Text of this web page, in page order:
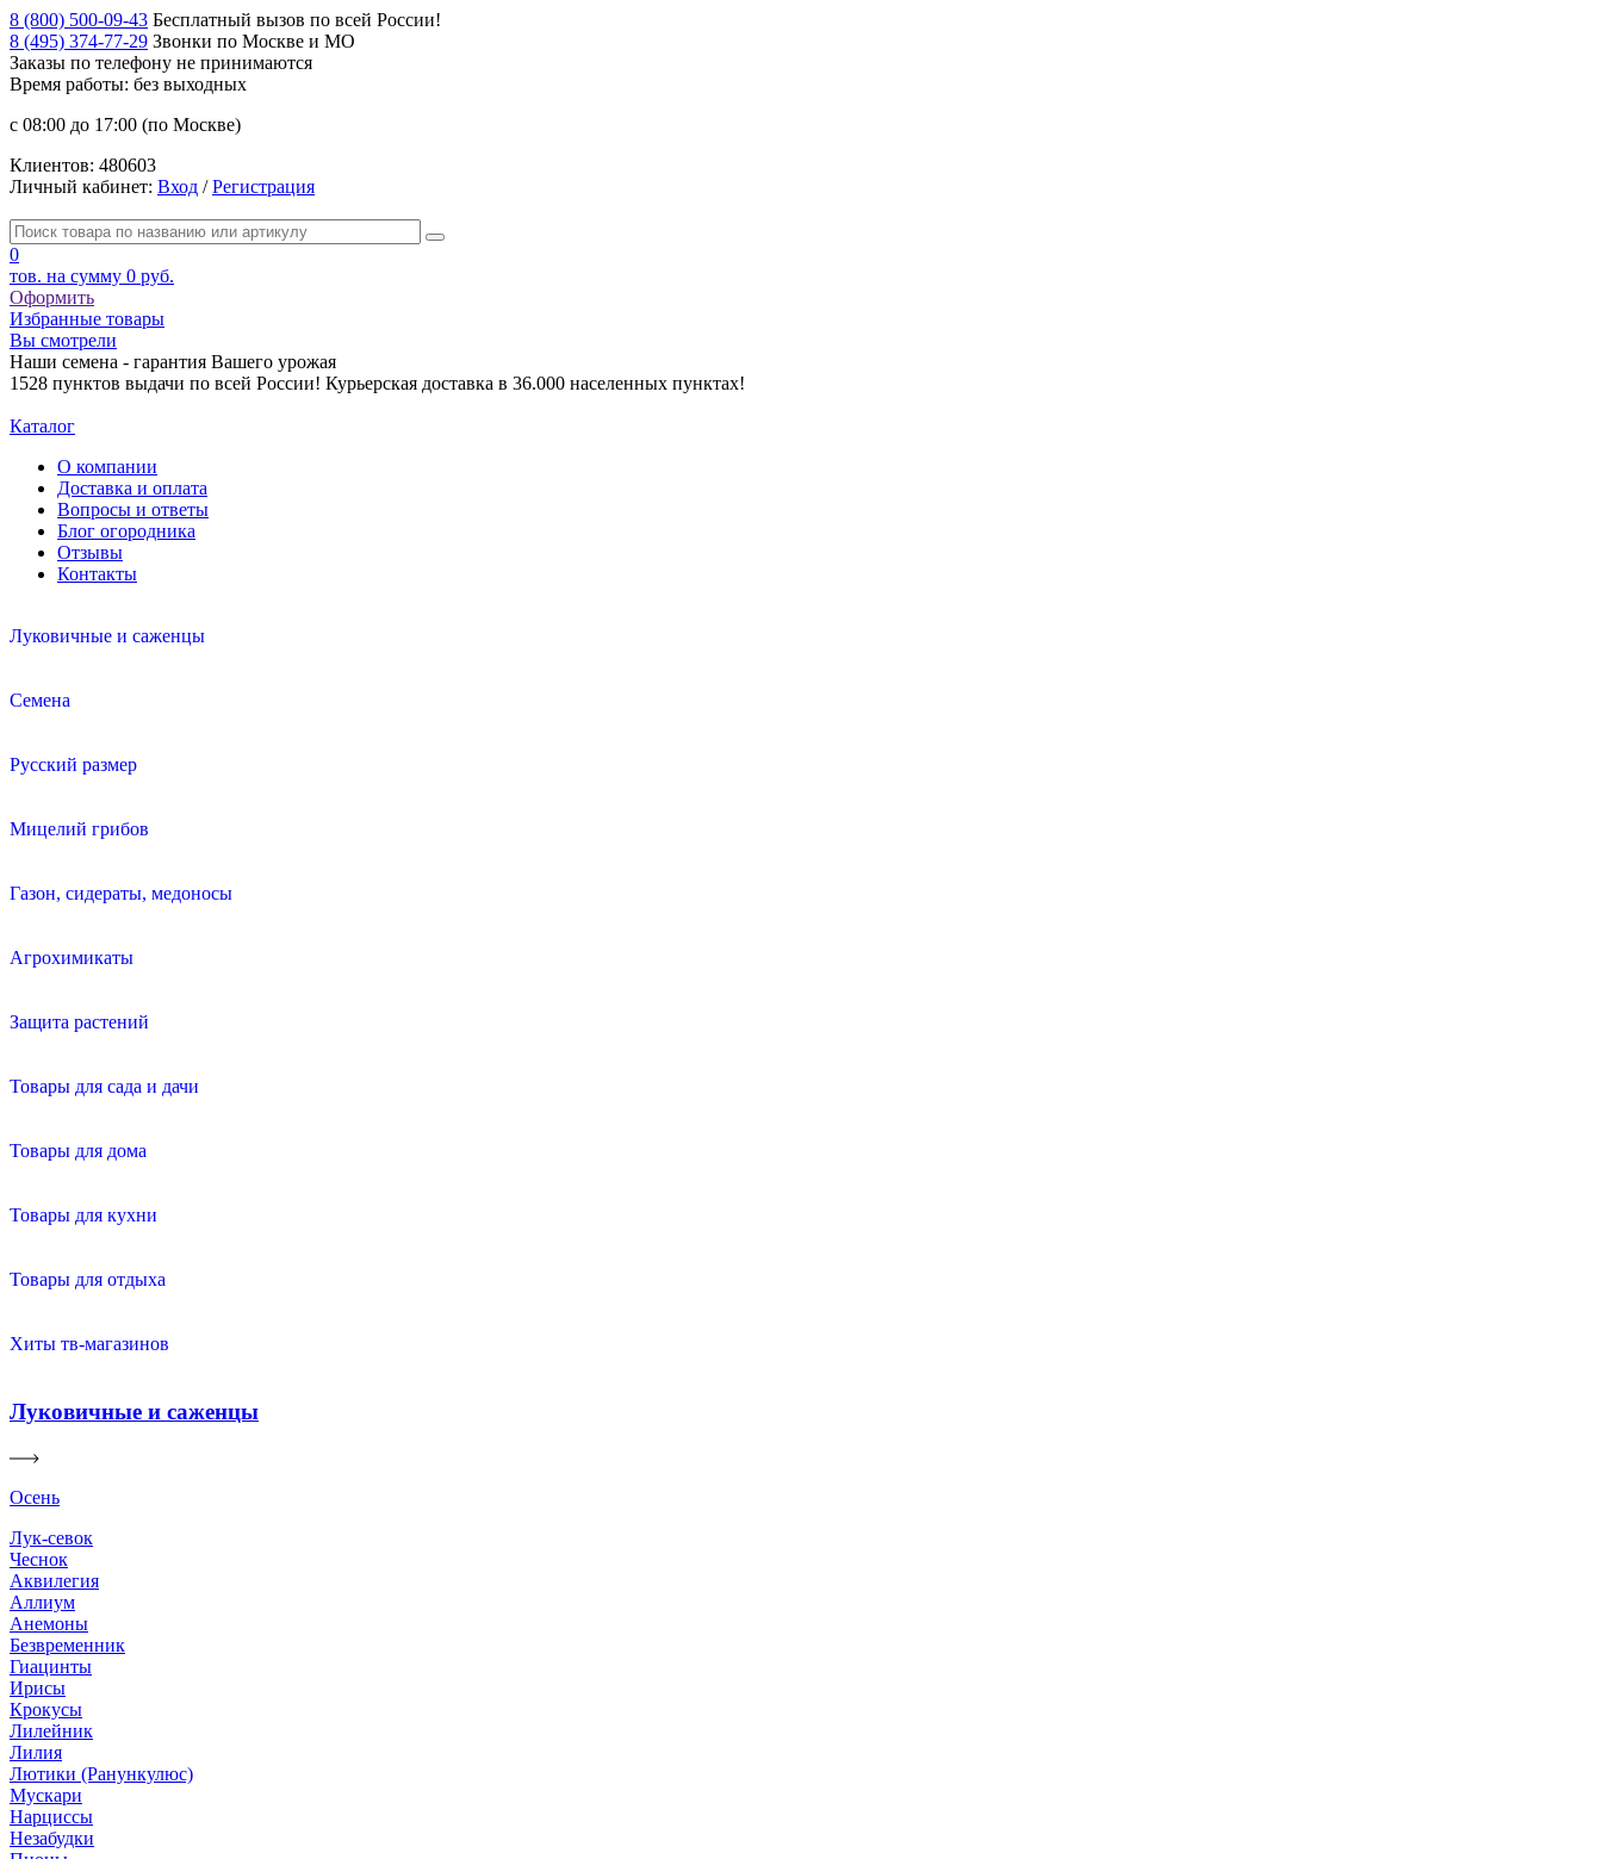
8 (800) 500-09-43 Бесплатный вызов по всей России!
8 (495) 374-77-29 Звонки по Москве и МО
Заказы по телефону не принимаются
Время работы: без выходных
с 08:00 до 17:00 (по Москве)
Клиентов: 480603
Личный кабинет: Вход /Регистрация
0
тов. на сумму 0 руб.
Оформить
Избранные товары
Вы смотрели
Наши семена - гарантия Вашего урожая
1528 пунктов выдачи по всей России! Курьерская доставка в 36.000 населенных пунктах!
Каталог
О компании
Доставка и оплата
Вопросы и ответы
Блог огородника
Отзывы
Контакты
Луковичные и саженцы
Семена
Русский размер
Мицелий грибов
Газон, сидераты, медоносы
Агрохимикаты
Защита растений
Товары для сада и дачи
Товары для дома
Товары для кухни
Товары для отдыха
Хиты тв-магазинов
Луковичные и саженцы
Осень
Лук-севок
Чеснок
Аквилегия
Аллиум
Анемоны
Безвременник
Гиацинты
Ирисы
Крокусы
Лилейник
Лилия
Лютики (Ранункулюс)
Мускари
Нарцисcы
Незабудки